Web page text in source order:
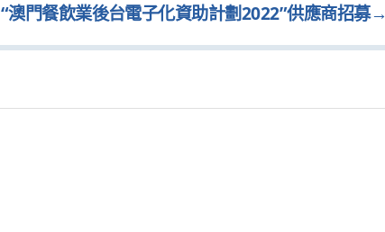
→
“澳門餐飲業後台電子化資助計劃2022”供應商招募